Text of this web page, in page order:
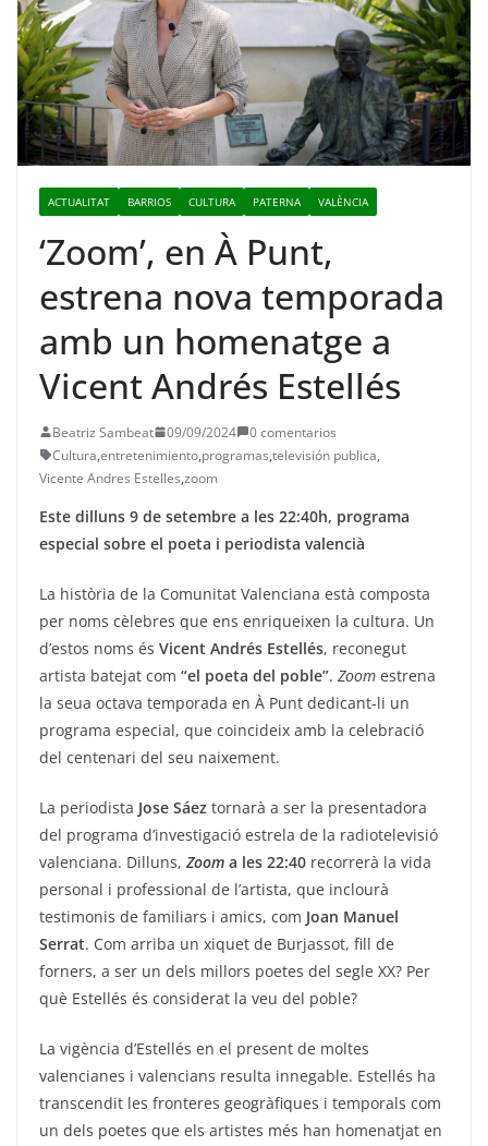
ACTUALITAT BARRIOS CULTURA PATERNA VALÈNCIA
‘Zoom’, en À Punt,
estrena nova temporada
amb un homenatge a
Vicent Andrés Estellés
Beatriz Sambeat 09/09/2024
0 comentarios
Cultura,entretenimiento,programas,televisión publica,
Vicente Andres Estelles,zoom
Este dilluns 9 de setembre a les 22:40h, programa
especial sobre el poeta i periodista valencià
La història de la Comunitat Valenciana està composta
per noms cèlebres que ens enriqueixen la cultura. Un
d’estos noms és Vicent Andrés Estellés, reconegut
artista batejat com “el poeta del poble”. Zoom estrena
la seua octava temporada en À Punt dedicant-li un
programa especial, que coincideix amb la celebració
del centenari del seu naixement.
La periodista Jose Sáez tornarà a ser la presentadora
del programa d’investigació estrela de la radiotelevisió
valenciana. Dilluns, Zoom a les 22:40 recorrerà la vida
personal i professional de l’artista, que inclourà
testimonis de familiars i amics, com Joan Manuel
Serrat. Com arriba un xiquet de Burjassot, fill de
forners, a ser un dels millors poetes del segle XX? Per
què Estellés és considerat la veu del poble?
La vigència d’Estellés en el present de moltes
valencianes i valencians resulta innegable. Estellés ha
transcendit les fronteres geogràfiques i temporals com
un dels poetes que els artistes més han homenatjat en